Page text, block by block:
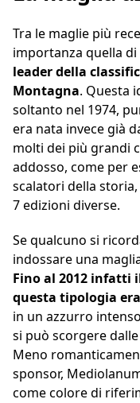
Tra le maglie più
importanza quella
leader della
Montagna. Questa
soltanto nel 1974,
era nata invece già
molti dei più grandi
addosso, come per
scalatori della storia,
7 edizioni diverse.
Se qualcuno si
indossare una
Fino al 2012 infatti
questa tipologia
in un azzurro
si può scorgere
Meno
sponsor,
come colore di